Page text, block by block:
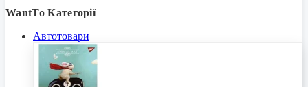
WantTo Категорії
Автотовари